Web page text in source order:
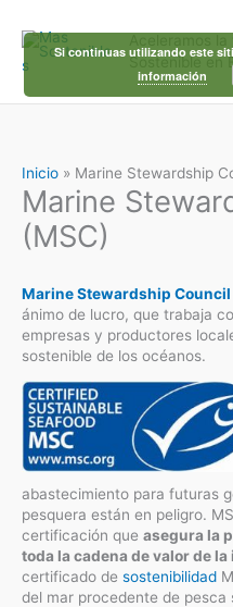
contenido
Sostenible en
Inicio Marine Stewardship
Marine
(MSC)
Marine Stewardship Council
ánimo de lucro, que trabaja
empresas y productores
sostenible de los océanos.
abastecimiento para futuras
pesquera están en peligro.
certificación que asegura la
toda la cadena de valor de
certificado de sostenibilidad
del mar procedente de
Si continuas utilizando este
información